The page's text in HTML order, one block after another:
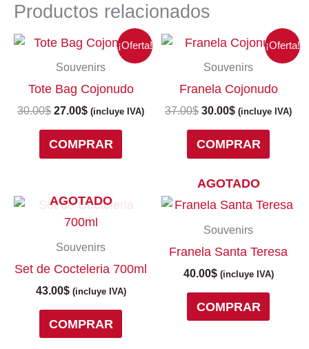
Productos relacionados
¡Oferta!
Souvenirs
Tote Bag Cojonudo
30.00$
El
original
era:
30.00$.
27.00$
El
precio
actual
es:
27.00$.
(incluye IVA)
COMPRAR
¡Oferta!
Souvenirs
Franela Cojonudo
37.00$
El
original
era:
30.00$
El
precio
actual
es:
30.00$.
(incluye IVA)
COMPRAR
Este
Las
se
en
página
AGOTADO
Souvenirs
Set de Cocteleria 700ml
43.00$ (incluye IVA)
COMPRAR
AGOTADO
Souvenirs
Franela Santa Teresa
40.00$ (incluye IVA)
COMPRAR
Este
Las
se